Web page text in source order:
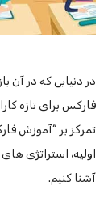
در دنیایی که در آن
فارکس برای تازه
تمرکز بر “آموزش
اولیه، استراتژی
آشنا کنیم.